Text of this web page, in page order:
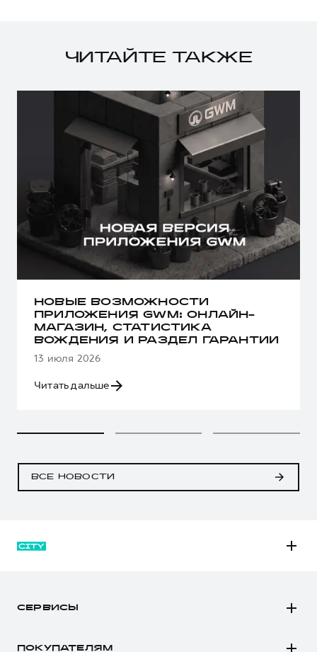
ЧИТАЙТЕ ТАКЖЕ
НОВЫЕ ВОЗМОЖНОСТИ
ПРИЛОЖЕНИЯ GWM: ОНЛАЙН-
МАГАЗИН, СТАТИСТИКА
ВОЖДЕНИЯ И РАЗДЕЛ ГАРАНТИИ
13 июля 2026
Читать дальше
ВСЕ НОВОСТИ
СЕРВИСЫ
ПОКУПАТЕЛЯМ